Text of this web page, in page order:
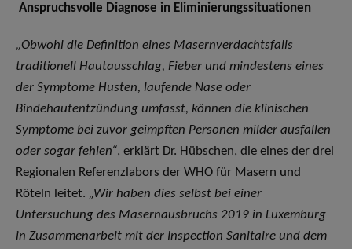
Anspruchsvolle Diagnose in Eliminierungssituationen
„Obwohl die Definition eines Masernverdachtsfalls
traditionell Hautausschlag, Fieber und mindestens eines
der Symptome Husten, laufende Nase oder
Bindehautentzündung umfasst, können die klinischen
Symptome bei zuvor geimpften Personen milder ausfallen
oder sogar fehlen“, erklärt Dr. Hübschen, die eines der drei
Regionalen Referenzlabors der WHO für Masern und
Röteln leitet. „Wir haben dies selbst bei einer
Untersuchung des Masernausbruchs 2019 in Luxemburg
in Zusammenarbeit mit der Inspection Sanitaire und dem